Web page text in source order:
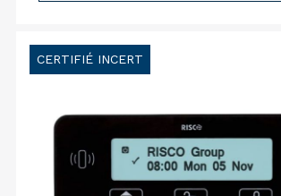
CERTIFIÉ INCERT